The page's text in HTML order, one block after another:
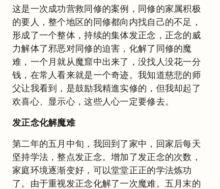
这是一次成功营救同修的案例，同修的家属积极
的要人，整个地区的同修都向内找自己的不足，
形成了一个整体，持续的集体发正念，正念的威
力解体了邪恶对同修的迫害，化解了同修的魔
难，一个月就从魔窟中出来了，没找人没花一分
钱，在常人看来就是一个奇迹。我知道慈悲的师
父让我看到，是鼓励我精進实修的，但我却起了
欢喜心、显示心，这些人心一定要修去。
发正念化解魔难
第二年的五月中旬，我回到了家中，回家后每天
坚持学法，整点发正念。增加了发正念的次数，
家庭环境逐渐变好，可以堂堂正正的学法炼功
了。由于重视发正念化解了一次魔难。五月末的